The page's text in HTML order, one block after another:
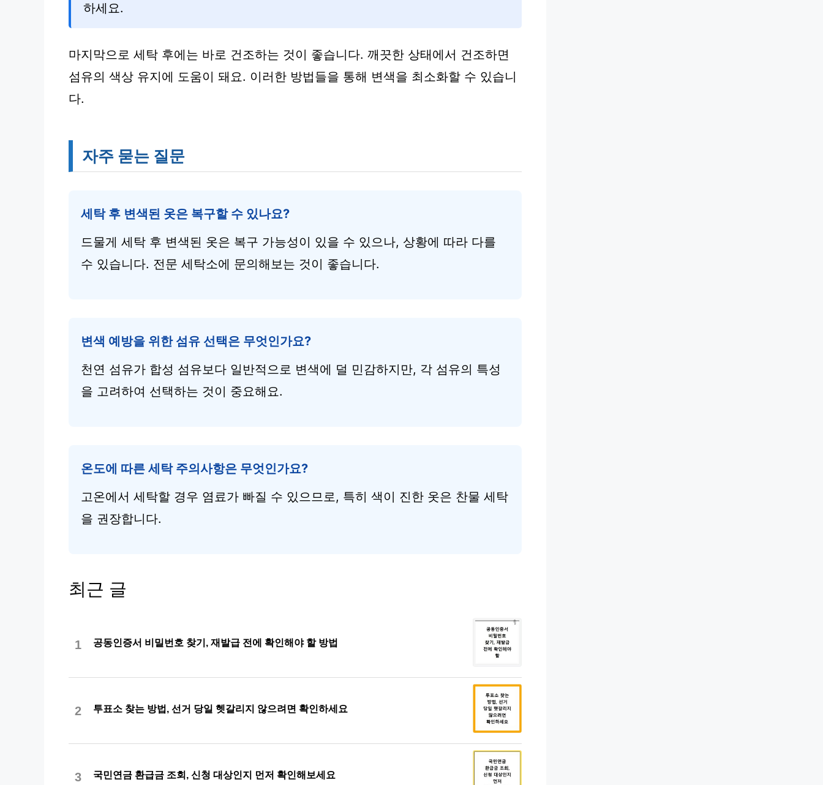
하세요.
마지막으로 세탁 후에는 바로 건조하는 것이 좋습니다. 깨끗한 상태에서 건조하면
섬유의 색상 유지에 도움이 돼요. 이러한 방법들을 통해 변색을 최소화할 수 있습니
다.
자주 묻는 질문
세탁 후 변색된 옷은 복구할 수 있나요?
드물게 세탁 후 변색된 옷은 복구 가능성이 있을 수 있으나, 상황에 따라 다를
수 있습니다. 전문 세탁소에 문의해보는 것이 좋습니다.
변색 예방을 위한 섬유 선택은 무엇인가요?
천연 섬유가 합성 섬유보다 일반적으로 변색에 덜 민감하지만, 각 섬유의 특성
을 고려하여 선택하는 것이 중요해요.
온도에 따른 세탁 주의사항은 무엇인가요?
고온에서 세탁할 경우 염료가 빠질 수 있으므로, 특히 색이 진한 옷은 찬물 세탁
을 권장합니다.
최근 글
1 공동인증서 비밀번호 찾기, 재발급 전에 확인해야 할 방법
2 투표소 찾는 방법, 선거 당일 헷갈리지 않으려면 확인하세요
3 국민연금 환급금 조회, 신청 대상인지 먼저 확인해보세요